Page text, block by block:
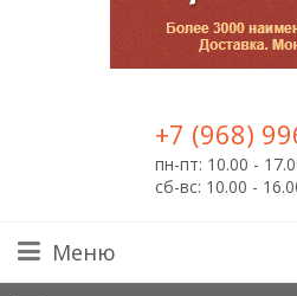
+7 (968)
пн-пт: 10.00 -
сб-вс: 10.00 -
Меню